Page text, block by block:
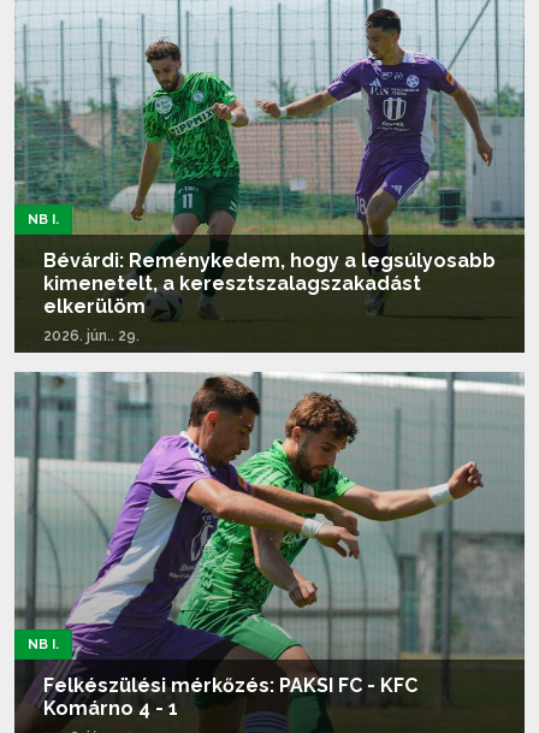
NB I.
Bévárdi: Reménykedem, hogy a legsúlyosabb
kimenetelt, a keresztszalagszakadást
elkerülöm
2026. jún.. 29.
Tovább olvasom...
NB I.
Felkészülési mérkőzés: PAKSI FC - KFC
Komárno 4 - 1